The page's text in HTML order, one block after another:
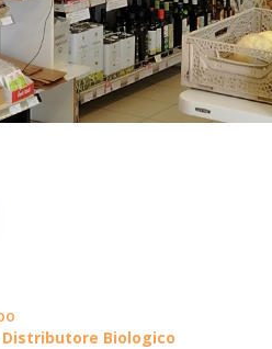
Distributore Biologico